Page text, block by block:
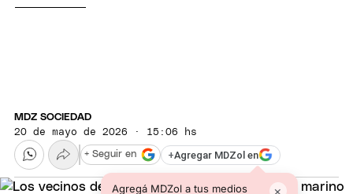
MDZ SOCIEDAD
20 de mayo de 2026 · 15:06 hs
+Agregar MDZol en
Agregá MDZol a tus medios
+ Seguir en